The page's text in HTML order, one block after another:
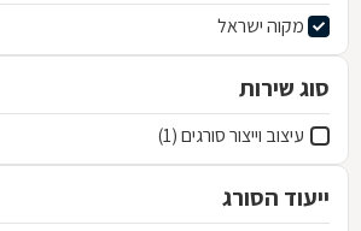
מקוה ישראל
סוג שירות
עיצוב וייצור סורגים (1)
ייעוד הסורג